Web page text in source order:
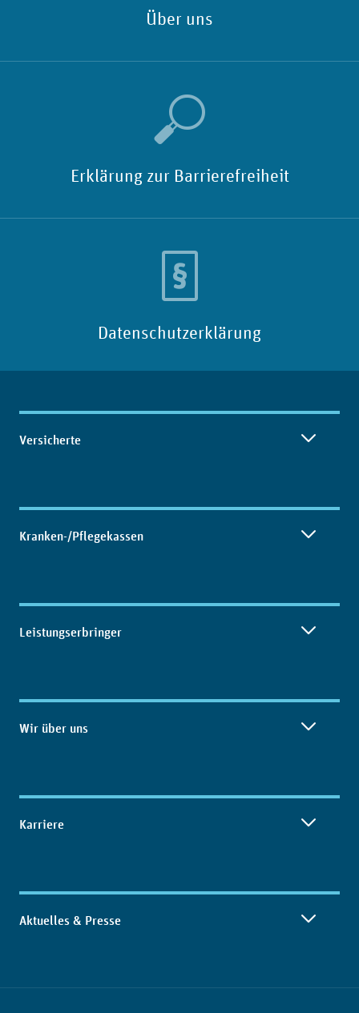
Über uns
Erklärung zur Barrierefreiheit
Datenschutzerklärung
Inhaltsübersicht
Versicherte
Kranken-/Pflegekassen
Leistungserbringer
Wir über uns
Karriere
Aktuelles & Presse